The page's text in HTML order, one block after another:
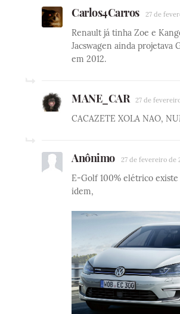
Carlos4Carros 27 de
Renault já tinha Zoe e
Jacswagen ainda projetava
em 2012.
MANE_CAR 27 de
CACAZETE XOLA NAO,
Anônimo 27 de fevereiro de
E-Golf 100% elétrico
idem,